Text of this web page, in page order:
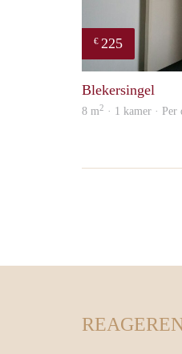
€ 225
Blekersingel
8 m2 · 1 kamer ·